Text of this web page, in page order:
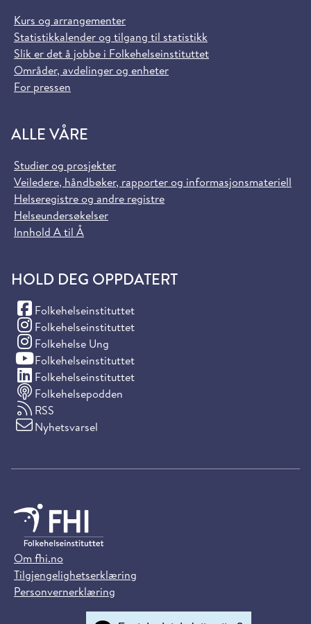
Kurs og arrangementer
Statistikkalender og tilgang til statistikk
Slik er det å jobbe i Folkehelseinstituttet
Områder, avdelinger og enheter
For pressen
ALLE VÅRE
Studier og prosjekter
Veiledere, håndbøker, rapporter og informasjonsmateriell
Helseregistre og andre registre
Helseundersøkelser
Innhold A til Å
HOLD DEG OPPDATERT
Folkehelseinstituttet
(Facebook)
Folkehelseinstituttet
(Instagram)
Folkehelse Ung
(Instagram)
Folkehelseinstituttet
(YouTube)
Folkehelseinstituttet
(LinkedIn)
Folkehelsepodden
RSS
Nyhetsvarsel
Om fhi.no
Tilgjengelighetserklæring
Personvernerklæring